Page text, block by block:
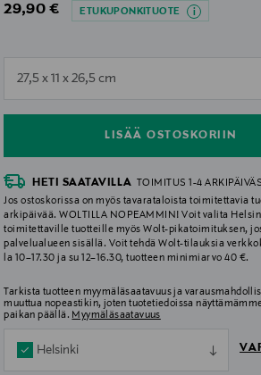
Original Price
29,90 € ETUKUPONKITUOTE
27,5 x 11 x 26,5 cm
LISÄÄ OSTOSKORIIN
null
HETI SAATAVILLA
TOIMITUS 1-4
Jos ostoskorissa on myös tavarataloista toimitettavia
arkipäivää. WOLTILLA NOPEAMMIN! Voit valita
toimitettaville tuotteille myös Wolt-pikatoimituksen,
palvelualueen sisällä. Voit tehdä Wolt-tilauksia
la 10–17.30 ja su 12–16.30, tuotteen minimiarvo 40 €.
Tarkista tuotteen myymäläsaatavuus ja
muuttua nopeastikin, joten tuotetiedoissa
paikan päällä. Myymäläsaatavuus
Helsinki